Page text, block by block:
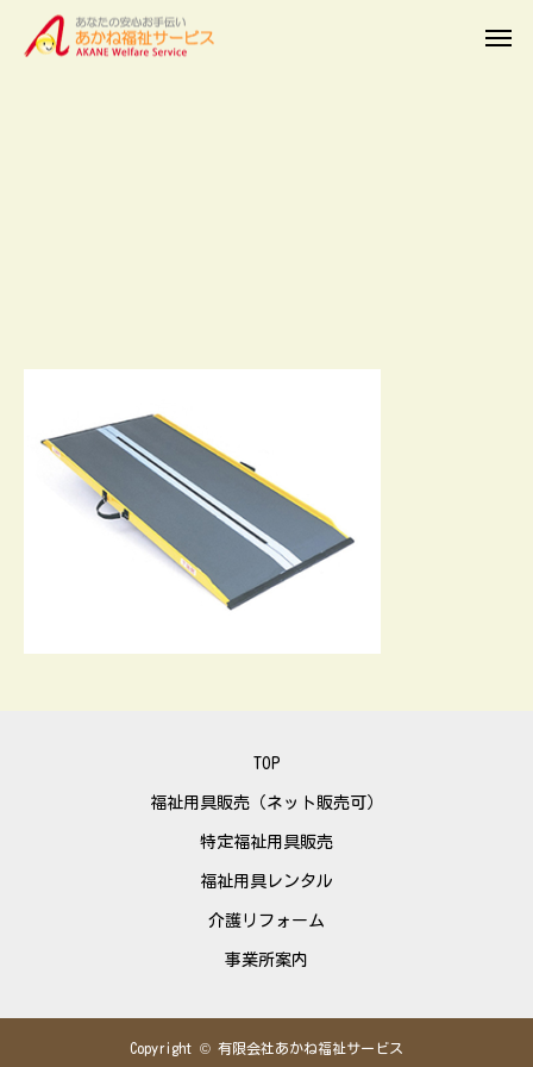
TOP
福祉用具販売（ネット販売可）
特定福祉用具販売
福祉用具レンタル
介護リフォーム
事業所案内
Copyright © 有限会社あかね福祉サービス